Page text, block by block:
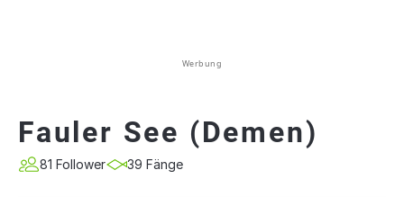
Werbung
Fauler See (Demen)
81 Follower 39 Fänge